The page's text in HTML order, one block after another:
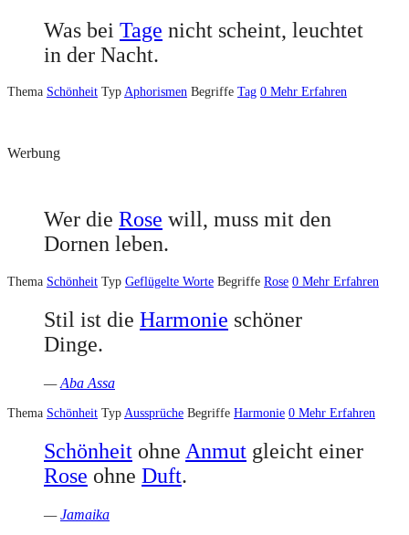
Was bei Tage nicht scheint, leuchtet
in der Nacht.
Thema Schönheit Typ Aphorismen Begriffe Tag 0 Mehr Erfahren
Werbung
Wer die Rose will, muss mit den
Dornen leben.
Thema Schönheit Typ Geflügelte Worte Begriffe Rose 0 Mehr Erfahren
Stil ist die Harmonie schöner
Dinge.
—Aba Assa
Thema Schönheit Typ Aussprüche Begriffe Harmonie 0 Mehr Erfahren
Schönheit ohne Anmut gleicht einer
Rose ohne Duft.
—Jamaika